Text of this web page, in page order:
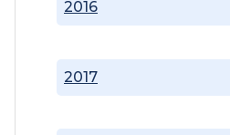
2016
2017